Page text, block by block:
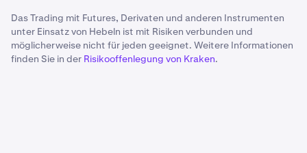
Das Trading mit Futures, Derivaten und anderen Instrumenten
unter Einsatz von Hebeln ist mit Risiken verbunden und
möglicherweise nicht für jeden geeignet. Weitere Informationen
finden Sie in der Risikooffenlegung von Kraken.